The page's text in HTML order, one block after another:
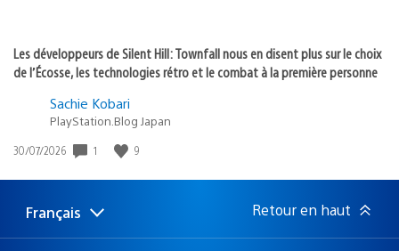
Les développeurs de Silent Hill: Townfall nous en disent plus sur le choix
de l’Écosse, les technologies rétro et le combat à la première personne
Sachie Kobari
PlayStation.Blog Japan
Date
publication
30/07/2026 1 9
Choisir
Région
Français Retour en haut